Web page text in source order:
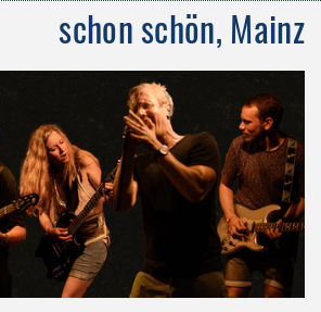
schon schön, Mainz